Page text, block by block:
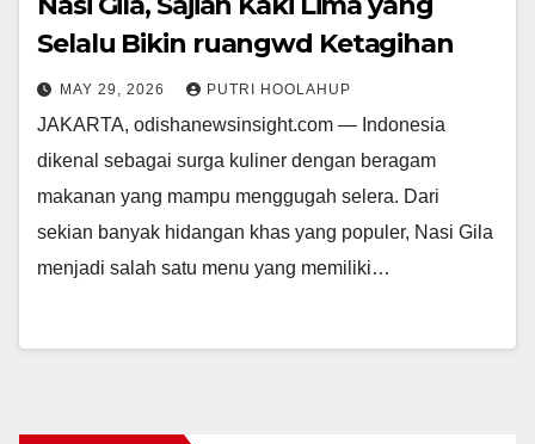
Selalu Bikin ruangwd Ketagihan
MAY 29, 2026 PUTRI HOOLAHUP
JAKARTA, odishanewsinsight.com — Indonesia
dikenal sebagai surga kuliner dengan beragam
makanan yang mampu menggugah selera. Dari
sekian banyak hidangan khas yang populer, Nasi Gila
menjadi salah satu menu yang memiliki…